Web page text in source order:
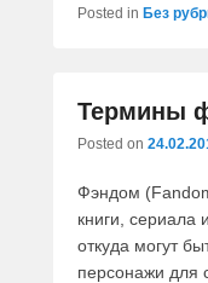
Posted in Без
Термины
Posted on
Фэндом
книги, сериала
откуда могут
персонажи для